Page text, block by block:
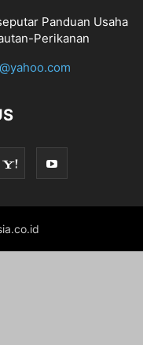
Panduan Usaha
Perikanan